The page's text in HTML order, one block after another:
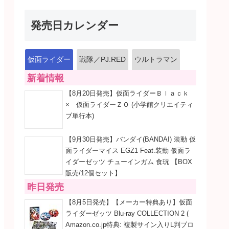
発売日カレンダー
仮面ライダー 戦隊／PJ.RED ウルトラマン
新着情報
【8月20日発売】仮面ライダーＢｌａｃｋ
× 仮面ライダーＺＯ (小学館クリエイティ
ブ単行本)
【9月30日発売】バンダイ(BANDAI) 装動 仮
面ライダーマイス EGZ1 Feat.装動 仮面ラ
イダーゼッツ チューインガム 食玩 【BOX
販売/12個セット】
昨日発売
【8月5日発売】【メーカー特典あり】仮面
ライダーゼッツ Blu-ray COLLECTION 2 (
Amazon.co.jp特典: 複製サイン入りL判ブロ